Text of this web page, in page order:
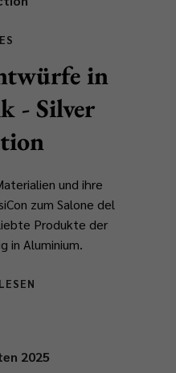
in
- Silver
und ihre
zum Salone del
Produkte der
in Aluminium.